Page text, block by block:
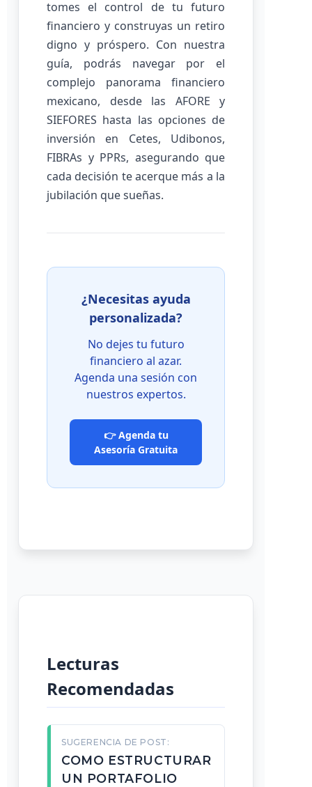
tomes el control de tu futuro
financiero y construyas un retiro
digno y próspero. Con nuestra
guía, podrás navegar por el
complejo panorama financiero
mexicano, desde las AFORE y
SIEFORES hasta las opciones de
inversión en Cetes, Udibonos,
FIBRAs y PPRs, asegurando que
cada decisión te acerque más a la
jubilación que sueñas.
¿Necesitas ayuda
personalizada?
No dejes tu futuro
financiero al azar.
Agenda una sesión con
nuestros expertos.
👉 Agenda tu
Asesoría Gratuita
Lecturas
Recomendadas
SUGERENCIA DE POST:
COMO ESTRUCTURAR
UN PORTAFOLIO